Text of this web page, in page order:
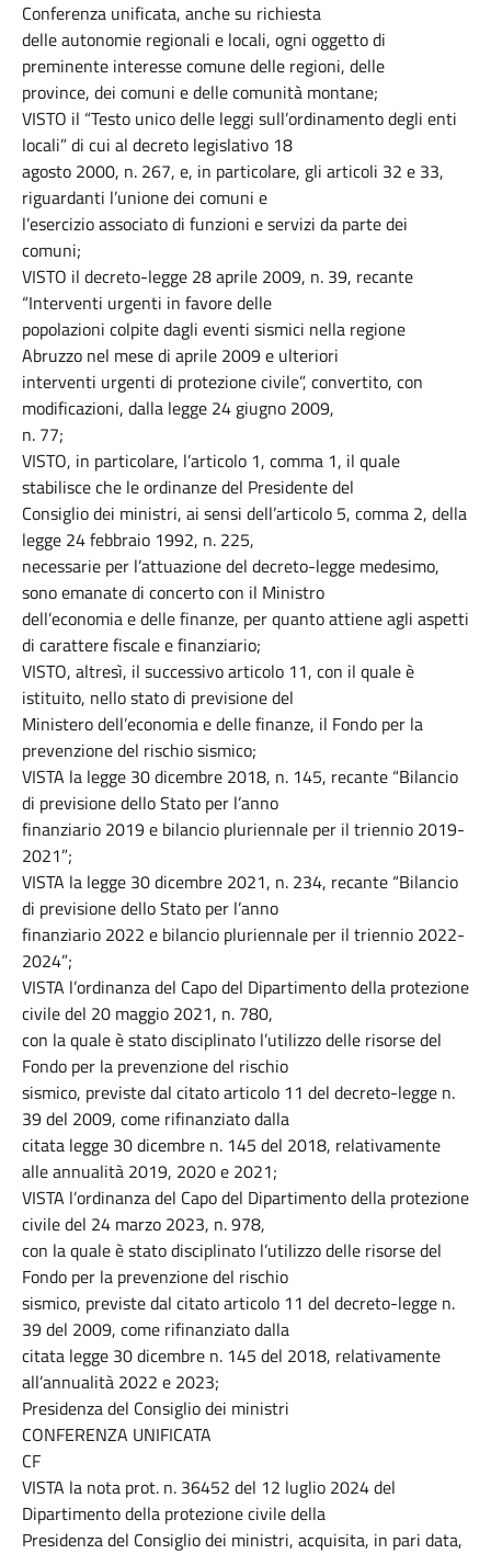
Conferenza unificata, anche su richiesta
delle autonomie regionali e locali, ogni oggetto di
preminente interesse comune delle regioni, delle
province, dei comuni e delle comunità montane;
VISTO il “Testo unico delle leggi sull’ordinamento degli enti
locali” di cui al decreto legislativo 18
agosto 2000, n. 267, e, in particolare, gli articoli 32 e 33,
riguardanti l’unione dei comuni e
l’esercizio associato di funzioni e servizi da parte dei
comuni;
VISTO il decreto-legge 28 aprile 2009, n. 39, recante
“Interventi urgenti in favore delle
popolazioni colpite dagli eventi sismici nella regione
Abruzzo nel mese di aprile 2009 e ulteriori
interventi urgenti di protezione civile”, convertito, con
modificazioni, dalla legge 24 giugno 2009,
n. 77;
VISTO, in particolare, l’articolo 1, comma 1, il quale
stabilisce che le ordinanze del Presidente del
Consiglio dei ministri, ai sensi dell’articolo 5, comma 2, della
legge 24 febbraio 1992, n. 225,
necessarie per l’attuazione del decreto-legge medesimo,
sono emanate di concerto con il Ministro
dell’economia e delle finanze, per quanto attiene agli aspetti
di carattere fiscale e finanziario;
VISTO, altresì, il successivo articolo 11, con il quale è
istituito, nello stato di previsione del
Ministero dell’economia e delle finanze, il Fondo per la
prevenzione del rischio sismico;
VISTA la legge 30 dicembre 2018, n. 145, recante “Bilancio
di previsione dello Stato per l’anno
finanziario 2019 e bilancio pluriennale per il triennio 2019-
2021”;
VISTA la legge 30 dicembre 2021, n. 234, recante “Bilancio
di previsione dello Stato per l’anno
finanziario 2022 e bilancio pluriennale per il triennio 2022-
2024”;
VISTA l’ordinanza del Capo del Dipartimento della protezione
civile del 20 maggio 2021, n. 780,
con la quale è stato disciplinato l’utilizzo delle risorse del
Fondo per la prevenzione del rischio
sismico, previste dal citato articolo 11 del decreto-legge n.
39 del 2009, come rifinanziato dalla
citata legge 30 dicembre n. 145 del 2018, relativamente
alle annualità 2019, 2020 e 2021;
VISTA l’ordinanza del Capo del Dipartimento della protezione
civile del 24 marzo 2023, n. 978,
con la quale è stato disciplinato l’utilizzo delle risorse del
Fondo per la prevenzione del rischio
sismico, previste dal citato articolo 11 del decreto-legge n.
39 del 2009, come rifinanziato dalla
citata legge 30 dicembre n. 145 del 2018, relativamente
all’annualità 2022 e 2023;
Presidenza del Consiglio dei ministri
CONFERENZA UNIFICATA
CF
VISTA la nota prot. n. 36452 del 12 luglio 2024 del
Dipartimento della protezione civile della
Presidenza del Consiglio dei ministri, acquisita, in pari data,